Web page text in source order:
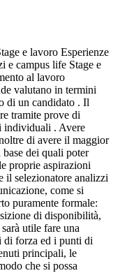
e lavoro Esperienze
e campus life Stage e
al lavoro
valutano in termini
di un candidato . Il
tramite prove di
individuali . Avere
di avere il maggior
dei quali poter
proprie aspirazioni
il selezionatore analizzi
come si
puramente formale:
di disponibilità,
utile fare una
di forza ed i punti di
principali, le
che si possa